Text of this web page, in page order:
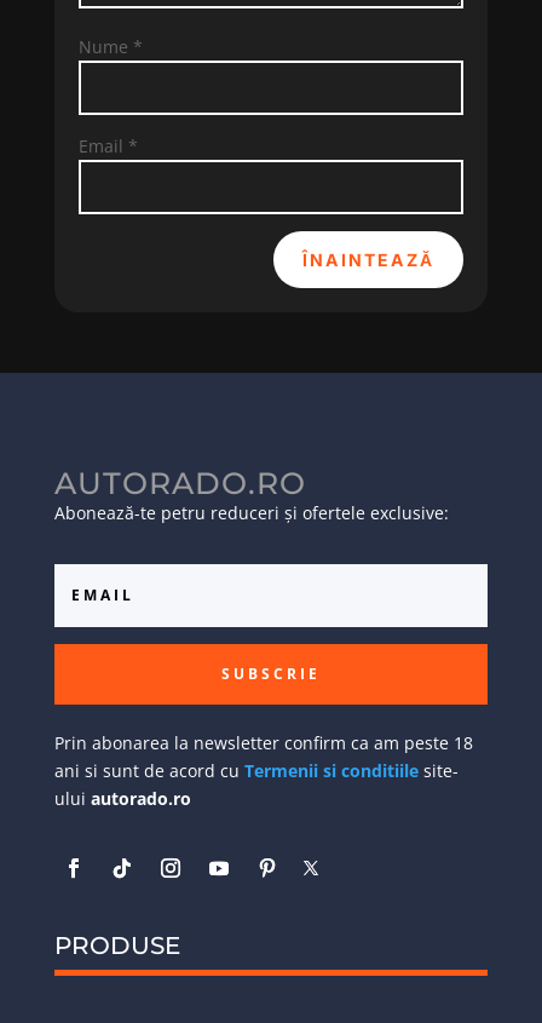
Nume *
Email *
ÎNAINTEAZĂ
AUTORADO.RO
Abonează-te petru reduceri și ofertele exclusive:
SUBSCRIE
Prin abonarea la newsletter confirm ca am peste 18
ani si sunt de acord cu Termenii si conditiilesite-
ului autorado.ro
PRODUSE